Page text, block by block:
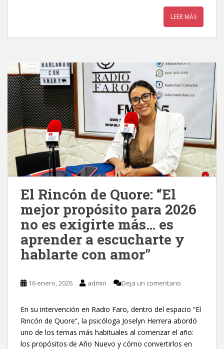
LEER MÁS
El Rincón de Quore: “El
mejor propósito para 2026
no es exigirte más… es
aprender a escucharte y
hablarte con amor”
16 enero, 2026 admin Deja un comentario
En su intervención en Radio Faro, dentro del espacio “El
Rincón de Quore”, la psicóloga Joselyn Herrera abordó
uno de los temas más habituales al comenzar el año:
los propósitos de Año Nuevo y cómo convertirlos en